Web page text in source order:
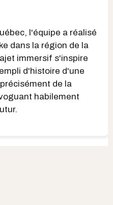
l'équipe a réalisé
dans la région de la
immersif s'inspire
d'histoire d'une
de la
habilement